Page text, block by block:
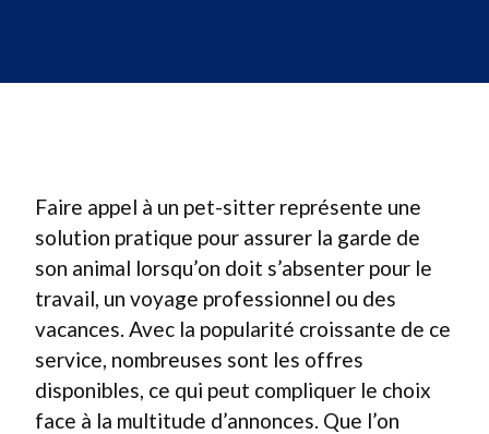
Faire appel à un pet-sitter représente une
solution pratique pour assurer la garde de
son animal lorsqu’on doit s’absenter pour le
travail, un voyage professionnel ou des
vacances. Avec la popularité croissante de ce
service, nombreuses sont les offres
disponibles, ce qui peut compliquer le choix
face à la multitude d’annonces. Que l’on